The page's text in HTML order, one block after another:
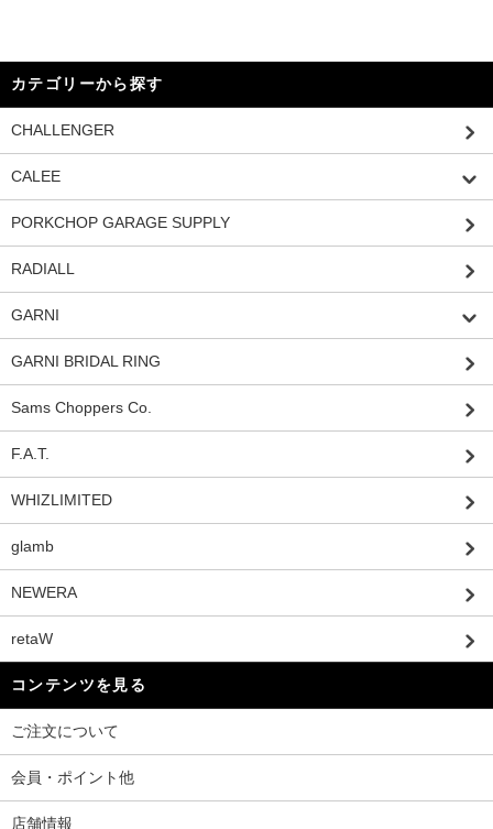
カテゴリーから探す
CHALLENGER
CALEE
PORKCHOP GARAGE SUPPLY
RADIALL
GARNI
GARNI BRIDAL RING
Sams Choppers Co.
F.A.T.
WHIZLIMITED
glamb
NEWERA
retaW
コンテンツを見る
ご注文について
会員・ポイント他
店舗情報